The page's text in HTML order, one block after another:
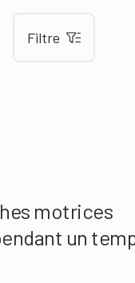
Filtre
motrices
un